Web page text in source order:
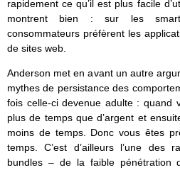
rapidement ce qu’il est plus facile
montrent bien : sur les
consommateurs préfèrent les
de sites web.
Anderson met en avant un autre
mythes de persistance des
fois celle-ci devenue adulte : quand
plus de temps que d’argent et
moins de temps. Donc vous êtes
temps. C’est d’ailleurs l’une des
bundles – de la faible pénétration